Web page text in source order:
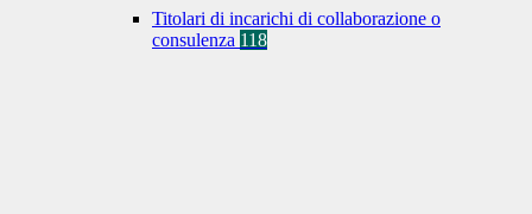
Titolari di incarichi di collaborazione o
consulenza 118